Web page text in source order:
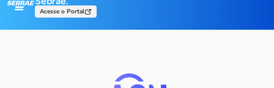
Acesse o Portal